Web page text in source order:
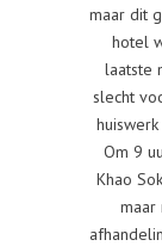
maar dit
hotel
laatste
slecht
Om 9
Khao
maar